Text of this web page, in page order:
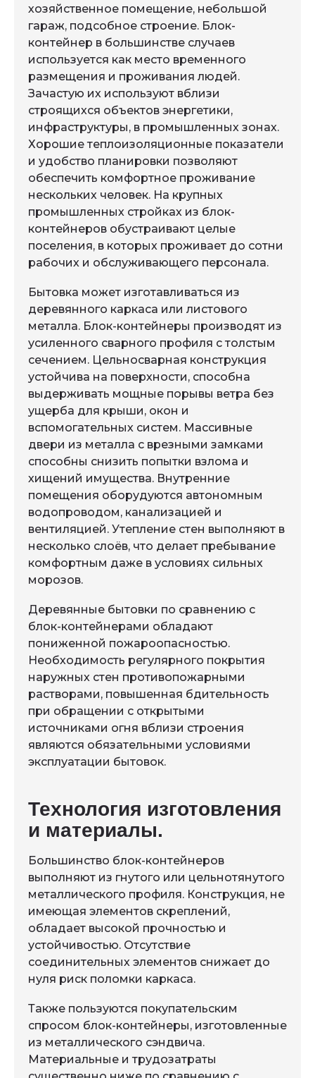
хозяйственное помещение, небольшой
гараж, подсобное строение. Блок-
контейнер в большинстве случаев
используется как место временного
размещения и проживания людей.
Зачастую их используют вблизи
строящихся объектов энергетики,
инфраструктуры, в промышленных зонах.
Хорошие теплоизоляционные показатели
и удобство планировки позволяют
обеспечить комфортное проживание
нескольких человек. На крупных
промышленных стройках из блок-
контейнеров обустраивают целые
поселения, в которых проживает до сотни
рабочих и обслуживающего персонала.
Бытовка может изготавливаться из
деревянного каркаса или листового
металла. Блок-контейнеры производят из
усиленного сварного профиля с толстым
сечением. Цельносварная конструкция
устойчива на поверхности, способна
выдерживать мощные порывы ветра без
ущерба для крыши, окон и
вспомогательных систем. Массивные
двери из металла с врезными замками
способны снизить попытки взлома и
хищений имущества. Внутренние
помещения оборудуются автономным
водопроводом, канализацией и
вентиляцией. Утепление стен выполняют в
несколько слоёв, что делает пребывание
комфортным даже в условиях сильных
морозов.
Деревянные бытовки по сравнению с
блок-контейнерами обладают
пониженной пожароопасностью.
Необходимость регулярного покрытия
наружных стен противопожарными
растворами, повышенная бдительность
при обращении с открытыми
источниками огня вблизи строения
являются обязательными условиями
эксплуатации бытовок.
Технология изготовления
и материалы.
Большинство блок-контейнеров
выполняют из гнутого или цельнотянутого
металлического профиля. Конструкция, не
имеющая элементов скреплений,
обладает высокой прочностью и
устойчивостью. Отсутствие
соединительных элементов снижает до
нуля риск поломки каркаса.
Также пользуются покупательским
спросом блок-контейнеры, изготовленные
из металлического сэндвича.
Материальные и трудозатраты